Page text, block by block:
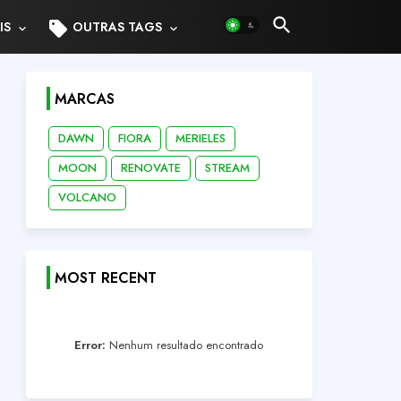
sell OUTRAS TAGS
MARCAS
DAWN FIORA
MERIELES
MOON
RENOVATE
STREAM
VOLCANO
MOST RECENT
Error: Nenhum resultado encontrado